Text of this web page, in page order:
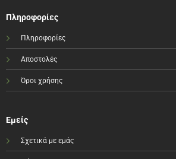
Πληροφορίες
Πληροφορίες
Αποστολές
Όροι χρήσης
Εμείς
Σχετικά με εμάς